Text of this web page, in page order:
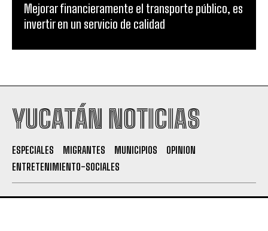
Mejorar financieramente el transporte público, es
invertir en un servicio de calidad
YUCATÁN NOTICIAS
ESPECIALES MIGRANTES MUNICIPIOS
OPINION
ENTRETENIMIENTO-SOCIALES